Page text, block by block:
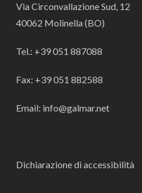
Via Circonvallazione Sud, 12
40062 Molinella (BO)
Tel.: +39 051 887088
Fax: +39 051 882588
Email: info@galmar.net
Dichiarazione di accessibilità